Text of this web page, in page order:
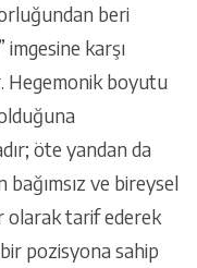
beri
karşı
Hegemonik boyutu
öte yandan da
ve bireysel
olarak tarif ederek
pozisyona sahip